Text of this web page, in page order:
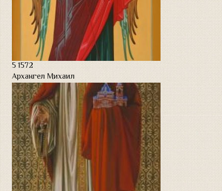
ОБРАТНАЯ СВЯЗЬ
51572
Архангел Михаил